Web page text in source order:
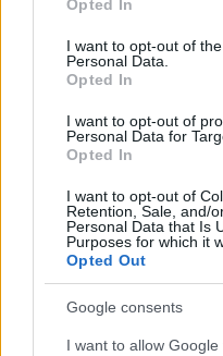
Opted In
I want to opt-out of
Personal Data.
Opted In
I want to opt-out of
Personal Data for
Opted In
I want to opt-out of
Retention, Sale, and/
Personal Data that Is
Purposes for which it
Opted Out
Google consents
I want to allow
l’occasione per non
assecondare così i
alle società”. Un altro
mostrata “dura coi
Il dubbio resta: se,
momento del gol
stata la coppia
accade spesso
Lei – illustre Direttore